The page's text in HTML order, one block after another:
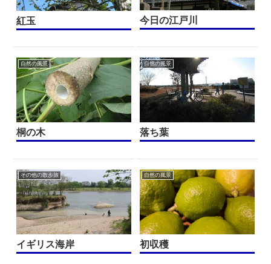
紅玉 今日の江戸川
自然の風景
桐の木
自然の風景
落ち葉
その他の散歩旅
イギリス海岸
自然の風景
初収穫